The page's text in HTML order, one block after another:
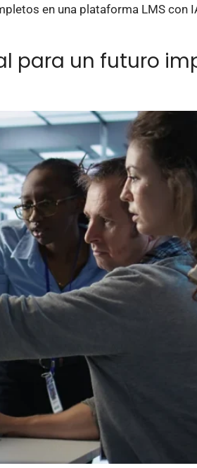
en una plataforma LMS con
para un futuro